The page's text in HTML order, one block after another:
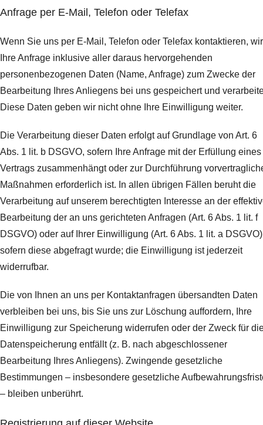
Anfrage per E-Mail, Telefon oder Telefax
Wenn Sie uns per E-Mail, Telefon oder Telefax kontaktieren,
Ihre Anfrage inklusive aller daraus hervorgehenden
personenbezogenen Daten (Name, Anfrage) zum Zwecke der
Bearbeitung Ihres Anliegens bei uns gespeichert und
Diese Daten geben wir nicht ohne Ihre Einwilligung weiter.
Die Verarbeitung dieser Daten erfolgt auf Grundlage von Art. 6
Abs. 1 lit. b DSGVO, sofern Ihre Anfrage mit der Erfüllung eines
Vertrags zusammenhängt oder zur Durchführung
Maßnahmen erforderlich ist. In allen übrigen Fällen beruht die
Verarbeitung auf unserem berechtigten Interesse an der
Bearbeitung der an uns gerichteten Anfragen (Art. 6 Abs. 1 lit. f
DSGVO) oder auf Ihrer Einwilligung (Art. 6 Abs. 1 lit. a DSGVO)
sofern diese abgefragt wurde; die Einwilligung ist jederzeit
widerrufbar.
Die von Ihnen an uns per Kontaktanfragen übersandten Daten
verbleiben bei uns, bis Sie uns zur Löschung auffordern, Ihre
Einwilligung zur Speicherung widerrufen oder der Zweck für
Datenspeicherung entfällt (z. B. nach abgeschlossener
Bearbeitung Ihres Anliegens). Zwingende gesetzliche
Bestimmungen – insbesondere gesetzliche
– bleiben unberührt.